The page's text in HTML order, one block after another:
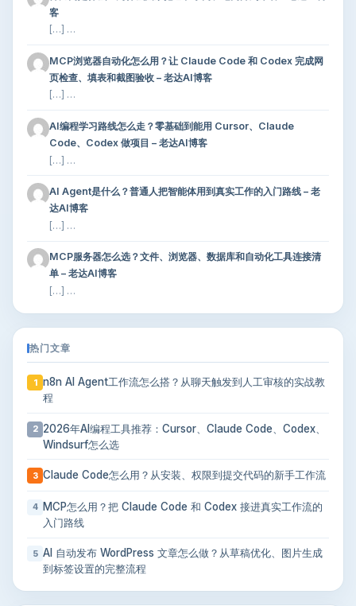
客
[…] …
MCP浏览器自动化怎么用？让 Claude Code 和 Codex 完成网
页检查、填表和截图验收 – 老达AI博客
[…] …
AI编程学习路线怎么走？零基础到能用 Cursor、Claude
Code、Codex 做项目 – 老达AI博客
[…] …
AI Agent是什么？普通人把智能体用到真实工作的入门路线 – 老
达AI博客
[…] …
MCP服务器怎么选？文件、浏览器、数据库和自动化工具连接清
单 – 老达AI博客
[…] …
热门文章
1 n8n AI Agent工作流怎么搭？从聊天触发到人工审核的实战教
程
2 2026年AI编程工具推荐：Cursor、Claude Code、Codex、
Windsurf怎么选
3 Claude Code怎么用？从安装、权限到提交代码的新手工作流
4
MCP怎么用？把 Claude Code 和 Codex 接进真实工作流的
入门路线
5 AI 自动发布 WordPress 文章怎么做？从草稿优化、图片生成
到标签设置的完整流程